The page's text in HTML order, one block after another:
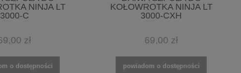
NINJA LT
3000-C
zł
o dostępności
KOŁOWROTKA NINJA LT
3000-CXH
69,00 zł
powiadom o dostępności